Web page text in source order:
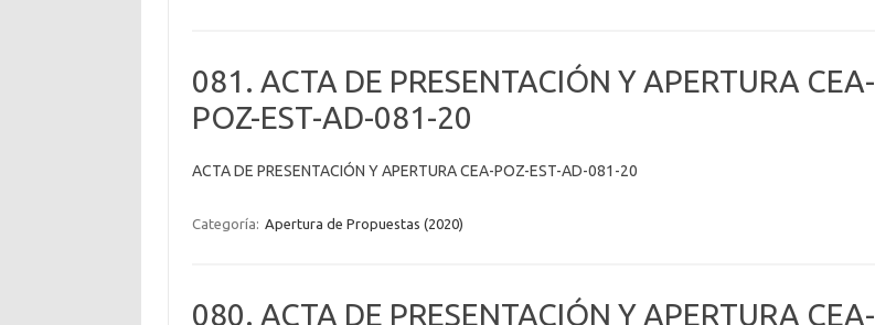
081. ACTA DE PRESENTACIÓN Y APERTURA CEA-
POZ-EST-AD-081-20
ACTA DE PRESENTACIÓN Y APERTURA CEA-POZ-EST-AD-081-20
Categoría: Apertura de Propuestas (2020)
080. ACTA DE PRESENTACIÓN Y APERTURA CEA-